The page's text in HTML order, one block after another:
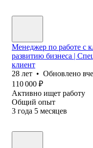
Менеджер по работе с
развитию бизнеса |
клиент
28 лет • Обновлено
110 000 ₽
Активно ищет работу
Общий опыт
3 года 5 месяцев